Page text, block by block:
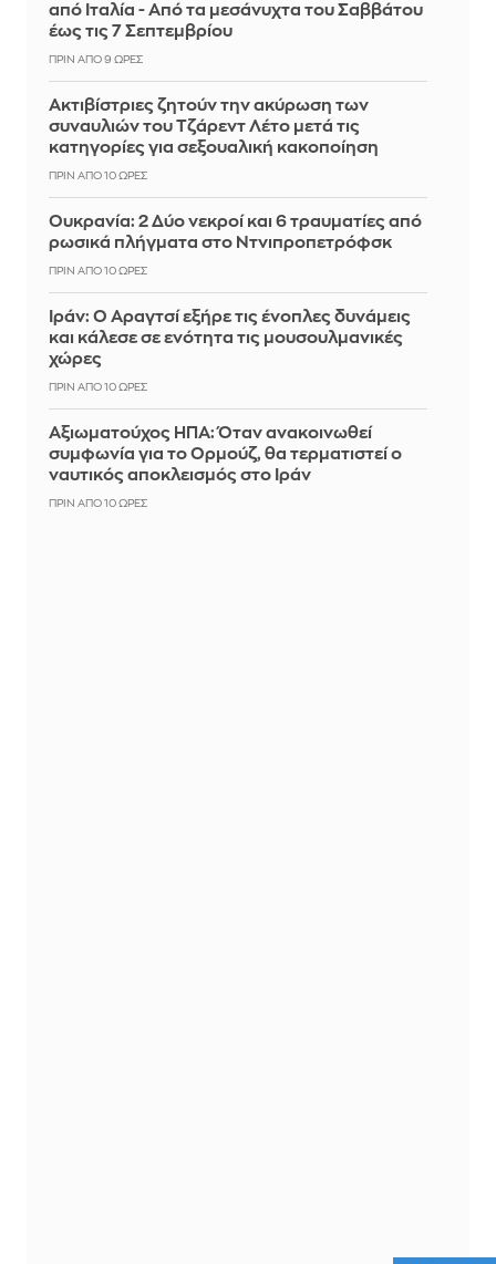
από Ιταλία - Από τα μεσάνυχτα του Σαββάτου
έως τις 7 Σεπτεμβρίου
ΠΡΙΝ ΑΠΌ 9 ΏΡΕΣ
Ακτιβίστριες ζητούν την ακύρωση των
συναυλιών του Τζάρεντ Λέτο μετά τις
κατηγορίες για σεξουαλική κακοποίηση
ΠΡΙΝ ΑΠΌ 10 ΏΡΕΣ
Ουκρανία: 2 Δύο νεκροί και 6 τραυματίες από
ρωσικά πλήγματα στο Ντνιπροπετρόφσκ
ΠΡΙΝ ΑΠΌ 10 ΏΡΕΣ
Ιράν: Ο Αραγτσί εξήρε τις ένοπλες δυνάμεις
και κάλεσε σε ενότητα τις μουσουλμανικές
χώρες
ΠΡΙΝ ΑΠΌ 10 ΏΡΕΣ
Αξιωματούχος ΗΠΑ: Όταν ανακοινωθεί
συμφωνία για το Ορμούζ, θα τερματιστεί ο
ναυτικός αποκλεισμός στο Ιράν
ΠΡΙΝ ΑΠΌ 10 ΏΡΕΣ